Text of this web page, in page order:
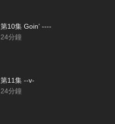
第10集 Goin’ ----
24分鐘
第11集 --v-
24分鐘